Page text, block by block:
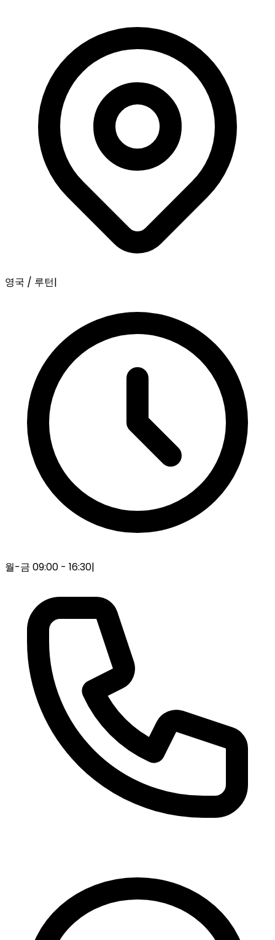
영국 / 루턴|
월-금 09:00 - 16:30|